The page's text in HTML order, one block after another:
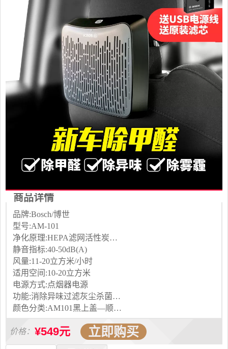
商品详情
品牌:Bosch/博世
型号:AM-101
净化原理:HEPA滤网活性炭静电吸附
静音指标:40-50dB(A)
风量:11-20立方米/小时
适用空间:10-20立方米
电源方式:点烟器电源
功能:消除异味过滤灰尘杀菌吸收TVOC气体
颜色分类:AM101黑上盖—顺丰包邮（含滤芯）AM101灰上盖—顺丰包邮（含滤芯）AM101红上盖—顺丰包邮（含滤芯）AM101黑上盖（其他色备注）—顺丰（含滤芯）+滤芯一套AM101黑上盖（其他色备注）—顺丰（含滤芯）+滤芯两套升级款AM101 Pro黑上盖—顺丰包邮（含滤芯）升级款AM101 Pro灰上盖—顺丰包邮（含滤芯）升级款AM101 Pro红上盖—顺丰包邮（含滤芯）升级款AM101 Pro黑（其他色备注）—顺丰（含滤芯）+滤芯一套升级款AM101 Pro黑（其他色备注）—顺丰（含滤芯）+滤芯两套
价格： ¥549元 立即购买